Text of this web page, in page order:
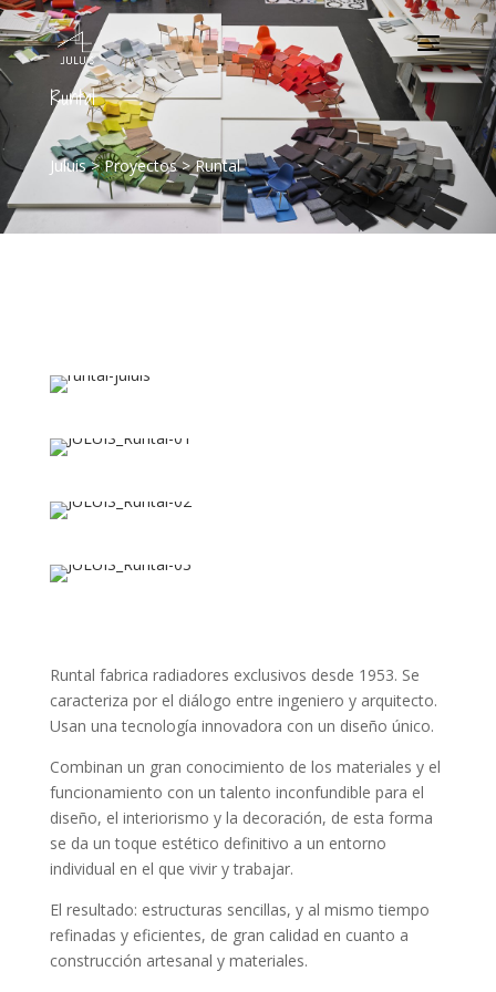
Runtal
Juluis>Proyectos>Runtal
Runtal fabrica radiadores exclusivos desde 1953. Se
caracteriza por el diálogo entre ingeniero y arquitecto.
Usan una tecnología innovadora con un diseño único.
Combinan un gran conocimiento de los materiales y el
funcionamiento con un talento inconfundible para el
diseño, el interiorismo y la decoración, de esta forma
se da un toque estético definitivo a un entorno
individual en el que vivir y trabajar.
El resultado: estructuras sencillas, y al mismo tiempo
refinadas y eficientes, de gran calidad en cuanto a
construcción artesanal y materiales.